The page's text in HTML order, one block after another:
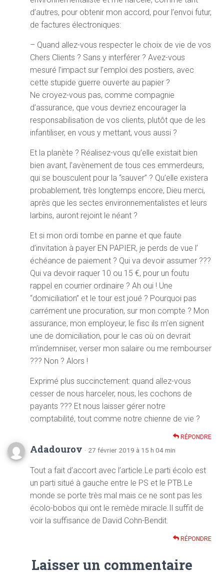
d’autres, pour obtenir mon accord, pour l’envoi futur,
de factures électroniques:
– Quand allez-vous respecter le choix de vie de vos
Chers Clients ? Sans y interférer ? Avez-vous
mesuré l’impact sur l’emploi des postiers, avec
cette stupide guerre ouverte au papier ?
Ne croyez-vous pas, comme compagnie
d’assurance, que vous devriez encourager la
responsabilisation de vos clients, plutôt que de les
infantiliser, en vous y mettant, vous aussi ?
Et la planète ? Réalisez-vous qu’elle existait bien
bien avant, l’avènement de tous ces emmerdeurs,
qui se bousculent pour la “sauver” ? Qu’elle existera
probablement, très longtemps encore, Dieu merci,
après que les sectes environnementalistes et leurs
larbins, auront rejoint le néant ?
Et si mon ordi tombe en panne et que faute
d’invitation à payer EN PAPIER, je perds de vue l’
échéance de paiement ? Qui va devoir assumer ???
Qui va devoir raquer 10 ou 15 €, pour un foutu
rappel en courrier ordinaire ? Ah oui ! Une
“domiciliation” et le tour est joué ? Pourquoi pas
carrément une procuration, sur mon compte ? Mon
assurance, mon employeur, le fisc ils m’en signent
une de domiciliation, pour le cas où on devrait
m’indemniser, verser mon salaire ou me rembourser
??? Non ? Alors !
Exprimé plus succinctement: quand allez-vous
cesser de nous harceler, nous, les cochons de
payants ??? Et nous laisser gérer notre
comptabilité, tout comme notre chienne de vie ?
RÉPONDRE
Adadourov · 27 février 2019 à 15 h 04 min
Tout a fait d’accort avec l’article.Le parti écolo est
un parti situé à gauche entre le PS et le PTB.Le
monde se porte très mal mais ce ne sont pas les
écolo-bobos qui ont le remède miracle.Il suffit de
voir la suffisance de David Cohn-Bendit.
RÉPONDRE
Laisser un commentaire